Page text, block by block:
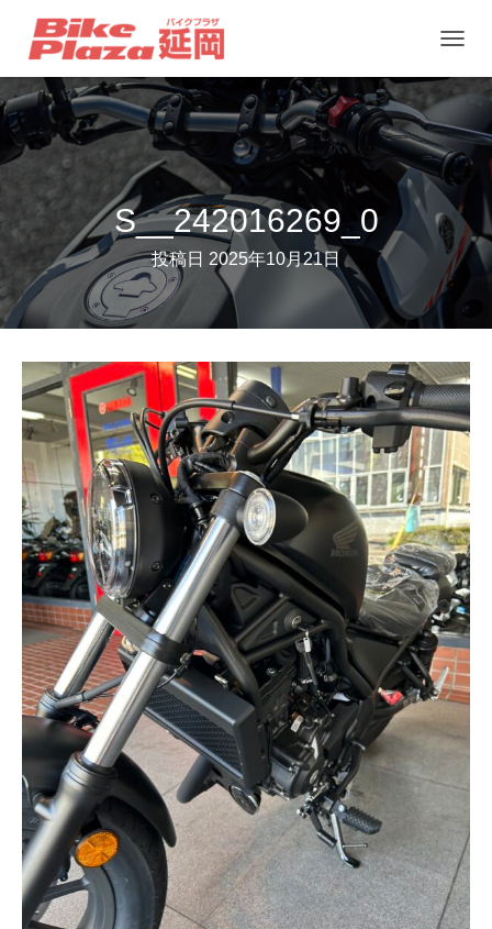
ビ
ー
シ
ョ
ン
を
り
え
S__242016269_0
投稿日 2025年10月21日